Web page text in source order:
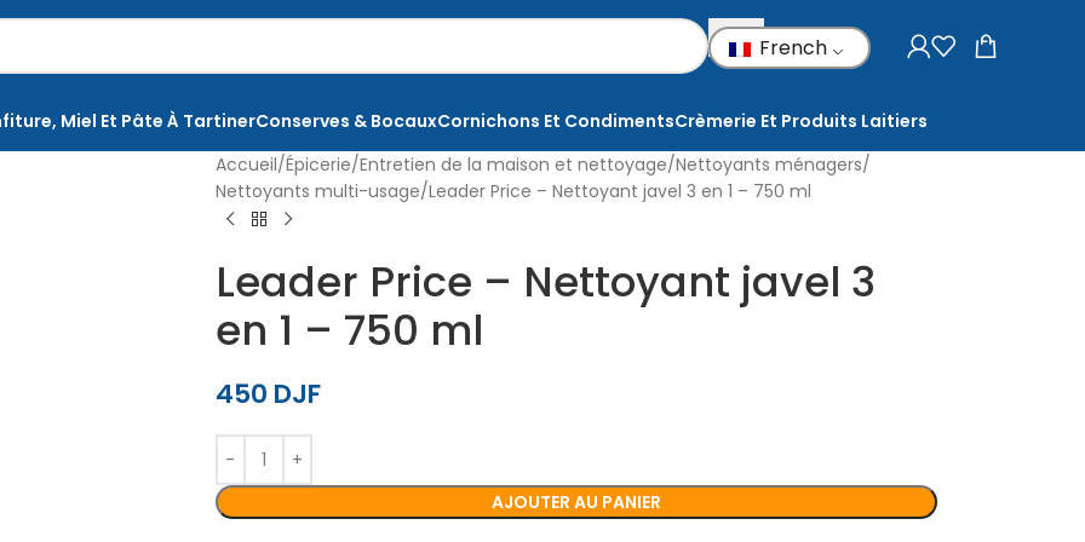
French
Miel Et Pâte À TartinerConserves & BocauxCornichons Et CondimentsCrèmerie Et Produits Laitiers
Accueil Épicerie Entretien de la maison et nettoyage Nettoyants ménagers
Nettoyants multi-usage Leader Price – Nettoyant javel 3 en 1 – 750 ml
Leader Price – Nettoyant javel 3
en 1 – 750 ml
450 DJF
AJOUTER AU PANIER